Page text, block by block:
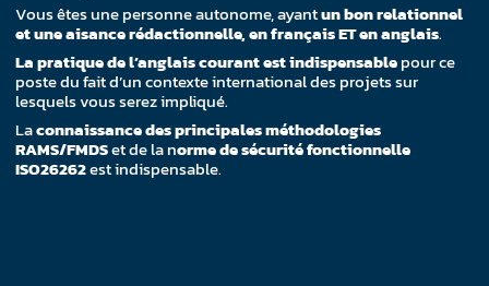
Vous êtes une personne autonome, ayantun bon relationnel
et une aisance rédactionnelle, en français ET en anglais.
La pratique de l’anglais courant est indispensablepour ce
poste du fait d’un contexte international des projets sur
lesquels vous serez impliqué.
Laconnaissance des principales méthodologies
RAMS/FMDSet de la norme de sécurité fonctionnelle
ISO26262est indispensable.